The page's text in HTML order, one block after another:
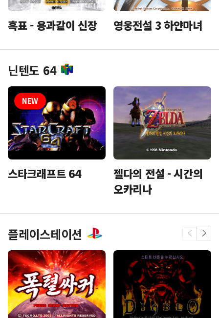
흑표 - 용과같이 신장 영웅전설 3 하얀마녀
닌텐도 64
스타크래프트 64
젤다의 전설 - 시간의
오카리나
플레이스테이션